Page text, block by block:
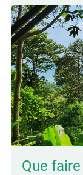
bonne
plusieurs
proposent,
pour
position –
bas prix Le
Que